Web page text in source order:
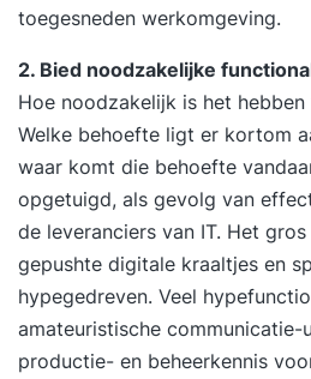
toegesneden werkomgeving.
2. Bied noodzakelijke
Hoe noodzakelijk is het
Welke behoefte ligt er kortom
waar komt die behoefte
opgetuigd, als gevolg van
de leveranciers van IT. Het
gepushte digitale kraaltjes en
hypegedreven. Veel
amateuristische communicatie-
productie- en beheerkennis